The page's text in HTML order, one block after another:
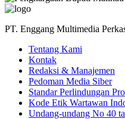
PT. Enggang Multimedia
Tentang Kami
Kontak
Redaksi & Manajemen
Pedoman Media Siber
Standar Perlindungan
Kode Etik Wartawan
Undang-undang No 40